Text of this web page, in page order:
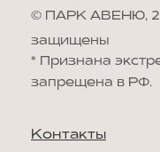
© ПАРК АВЕНЮ,
защищены
* Признана
запрещена в РФ.
Контакты